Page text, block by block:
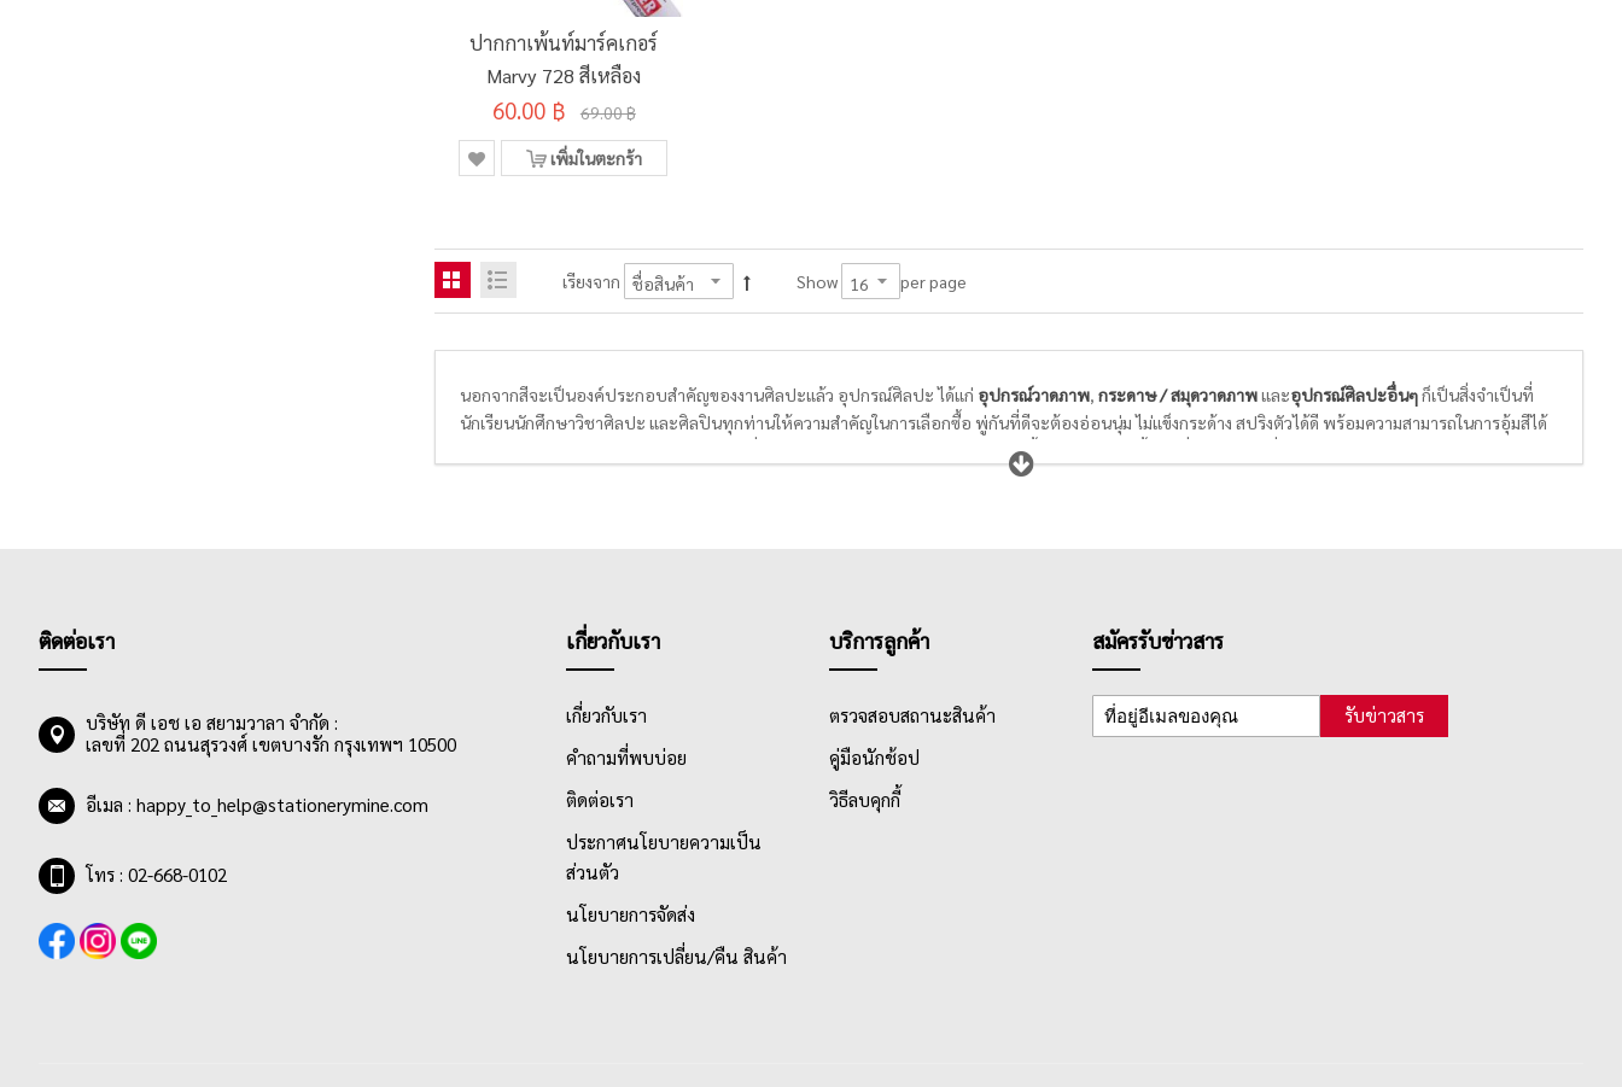
ปากกาเพ้นท์มาร์คเกอร์
Marvy 728 สีเหลือง
60.00 ฿ 69.00 ฿
เพิ่มในตะกร้า
เรียงจาก Show per page
นอกจากสีจะเป็นองค์ประกอบสำคัญของงานศิลปะแล้ว อุปกรณ์ศิลปะ ได้แก่ อุปกรณ์วาดภาพ, กระดาษ / สมุดวาดภาพและอุปกรณ์ศิลปะอื่นๆก็เป็นสิ่งจำเป็นที่
นักเรียนนักศึกษาวิชาศิลปะ และศิลปินทุกท่านให้ความสำคัญในการเลือกซื้อ พู่กันที่ดีจะต้องอ่อนนุ่ม ไม่แข็งกระด้าง สปริงตัวได้ดี พร้อมความสามารถในการอุ้มสีได้
มาก และล้างทำความสะอาดได้ง่าย ในขณะที่กระดาษสำหรับวาดภาพระบายสีต้องมีเนื้อกระดาษและพื้นผิวที่เหมาะกับสีที่เราเลือกใช้ในการวาดรูป ไม่หนา ไม่บาง
ติดต่อเรา
บริษัท ดี เอช เอ สยามวาลา จำกัด :
เลขที่ 202 ถนนสุรวงศ์ เขตบางรัก กรุงเทพฯ 10500
อีเมล : happy_to_help@stationerymine.com
โทร : 02-668-0102
เกี่ยวกับเรา
เกี่ยวกับเรา
คำถามที่พบบ่อย
ติดต่อเรา
ประกาศนโยบายความเป็น
ส่วนตัว
นโยบายการจัดส่ง
นโยบายการเปลี่ยน/คืน สินค้า
บริการลูกค้า
ตรวจสอบสถานะสินค้า
คู่มือนักช้อป
วิธีลบคุกกี้
สมัครรับข่าวสาร
รับข่าวสาร